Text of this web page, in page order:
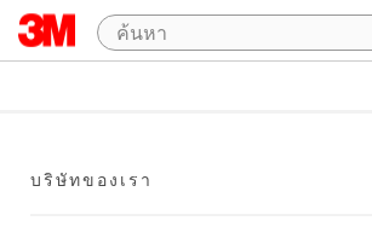
บริษัทของเรา